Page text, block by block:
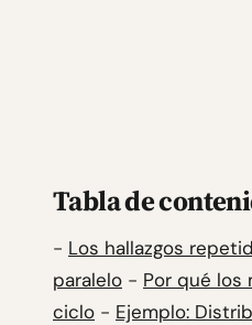
Tabla de
- Los hallazgos
paralelo - Por qué los
ciclo - Ejemplo: